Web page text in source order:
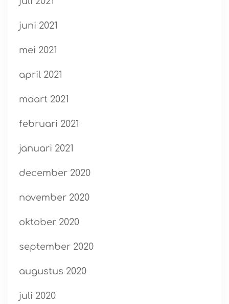
juni 2021
mei 2021
april 2021
maart 2021
februari 2021
januari 2021
december 2020
november 2020
oktober 2020
september 2020
augustus 2020
juli 2020